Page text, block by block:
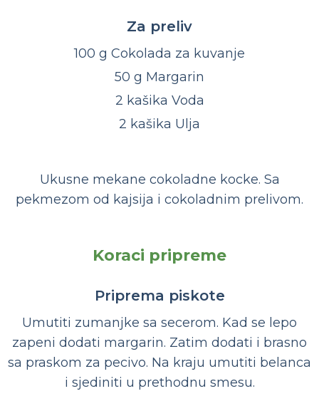
Za preliv
100 g Cokolada za kuvanje
50 g Margarin
2 kašika Voda
2 kašika Ulja
Ukusne mekane cokoladne kocke. Sa
pekmezom od kajsija i cokoladnim prelivom.
Koraci pripreme
Priprema piskote
Umutiti zumanjke sa secerom. Kad se lepo
zapeni dodati margarin. Zatim dodati i brasno
sa praskom za pecivo. Na kraju umutiti belanca
i sjediniti u prethodnu smesu.